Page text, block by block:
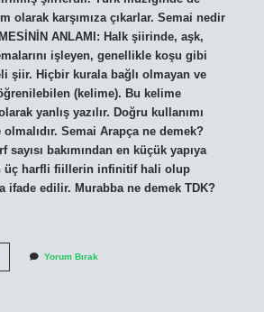
olarak karşımıza çıkarlar. Semai nedir
ANLAMI: Halk şiirinde, aşk,
işleyen, genellikle koşu gibi
şiir. Hiçbir kurala bağlı olmayan ve
(kelime). Bu kelime
yanlış yazılır. Doğru kullanımı
Semai Arapça ne demek?
bakımından en küçük yapıya
üç harfli fiillerin infinitif hali olup
ifade edilir. Murabba ne demek TDK?
Yorum Bırak